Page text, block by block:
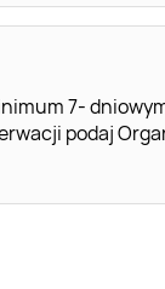
7-
podaj